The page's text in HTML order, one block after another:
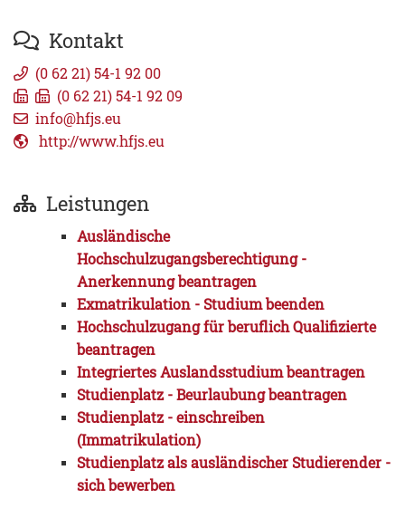
Kontakt
(0 6221) 54-1 92 00
(0 6221) 54-1 92 09
info@hfjs.eu
http://www.hfjs.eu
Leistungen
Ausländische
Hochschulzugangsberechtigung -
Anerkennung beantragen
Exmatrikulation - Studium beenden
Hochschulzugang für beruflich Qualifizierte
beantragen
Integriertes Auslandsstudium beantragen
Studienplatz - Beurlaubung beantragen
Studienplatz - einschreiben
(Immatrikulation)
Studienplatz als ausländischer Studierender -
sich bewerben